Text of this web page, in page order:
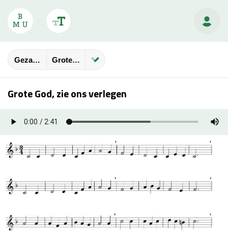
GezangbundelsGrote God, Zie Ons Verlegen
Grote God, zie ons verlegen